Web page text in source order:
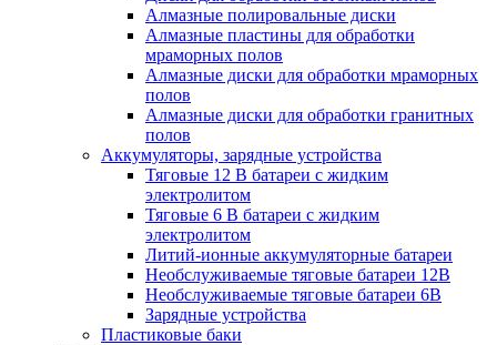
Алмазные полировальные диски
Алмазные пластины для обработки
мраморных полов
Алмазные диски для обработки мраморных
полов
Алмазные диски для обработки гранитных
полов
Аккумуляторы, зарядные устройства
Тяговые 12 В батареи с жидким
электролитом
Тяговые 6 В батареи с жидким
электролитом
Литий-ионные аккумуляторные батареи
Необслуживаемые тяговые батареи 12В
Необслуживаемые тяговые батареи 6В
Зарядные устройства
Пластиковые баки